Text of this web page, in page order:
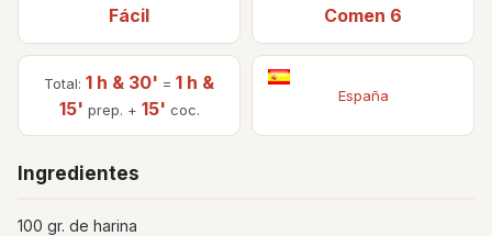
Fácil Comen 6
Total: 1 h & 30' = 1 h &
15' prep. + 15' coc.
España
Ingredientes
100 gr. de harina